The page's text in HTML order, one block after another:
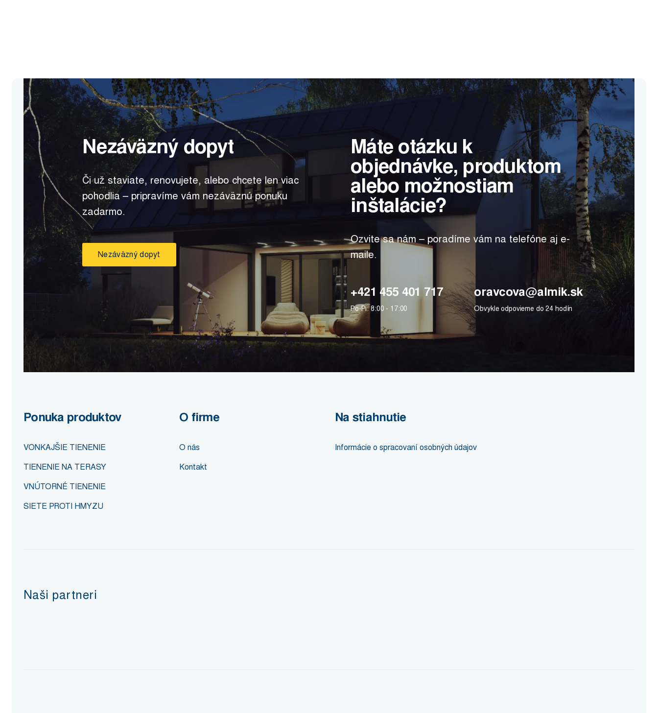
Nezáväzný dopyt
Či už staviate, renovujete, alebo chcete len viac
pohodlia – pripravíme vám nezáväznú ponuku
zadarmo.
Nezáväzný dopyt
Máte otázku k
objednávke, produktom
alebo možnostiam
inštalácie?
Ozvite sa nám – poradíme vám na telefóne aj e-
maile.
+421 455 401 717
Po-Pi: 8:00 - 17:00
oravcova@almik.sk
Obvykle odpovieme do 24 hodín
Ponuka produktov
VONKAJŠIE TIENENIE
TIENENIE NA TERASY
VNÚTORNÉ TIENENIE
SIETE PROTI HMYZU
O firme
O nás
Kontakt
Na stiahnutie
Informácie o spracovaní osobných údajov
Naši partneri